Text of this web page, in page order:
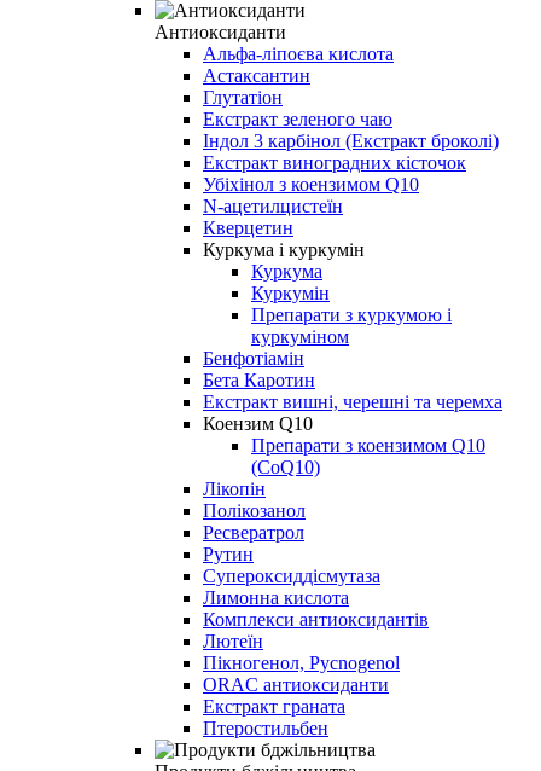
Антиоксиданти
Альфа-ліпоєва кислота
Астаксантин
Глутатіон
Екстракт зеленого чаю
Індол 3 карбінол (Екстракт броколі)
Екстракт виноградних кісточок
Убіхінол з коензимом Q10
N-ацетилцистеїн
Кверцетин
Куркума і куркумін
Куркума
Куркумін
Препарати з куркумою і
куркуміном
Бенфотіамін
Бета Каротин
Екстракт вишні, черешні та черемха
Коензим Q10
Препарати з коензимом Q10
(CoQ10)
Лікопін
Полікозанол
Ресвератрол
Рутин
Супероксиддісмутаза
Лимонна кислота
Комплекси антиоксидантів
Лютеїн
Пікногенол, Pycnogenol
ORAC антиоксиданти
Екстракт граната
Птеростильбен